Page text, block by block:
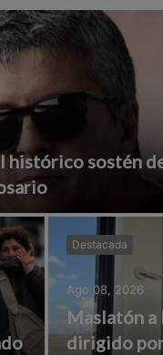
histórico sostén
Destacada
Ago 08, 2026
Maslatón a
dirigido